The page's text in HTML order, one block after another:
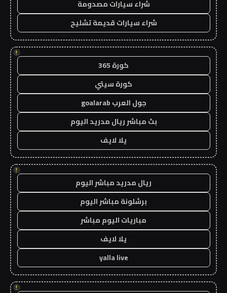
شراء سيارات مصدومة
شراء سيارات قديمة تشليح
!
كورة 365
كورة سيتي
جول العرب goalarab
بث مباشر ريال مدريد اليوم
يلا لايف
!
ريال مدريد مباشر اليوم
برشلونة مباشر اليوم
مباريات اليوم مباشر
يلا لايف
yalla live
!